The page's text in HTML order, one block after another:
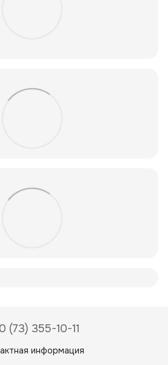
(73) 355-10-11
информация